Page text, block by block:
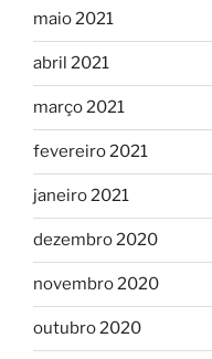
maio 2021
abril 2021
março 2021
fevereiro 2021
janeiro 2021
dezembro 2020
novembro 2020
outubro 2020